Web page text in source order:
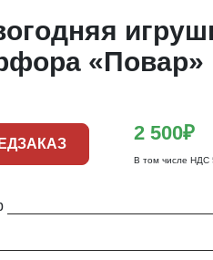
«Повар»
2 500₽
В том числе НДС